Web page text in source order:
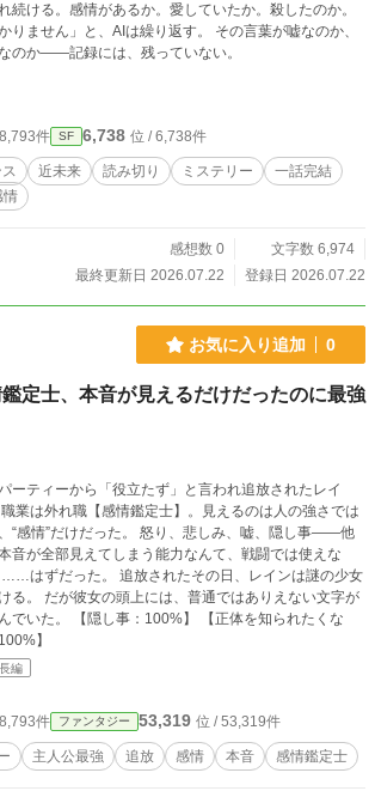
続ける。感情があるか。愛していたか。殺したのか。
かりません」と、AIは繰り返す。 その言葉が嘘なのか、
のか——記録には、残っていない。
件 SF 6,738 位 / 6,738件
近未来 読み切り ミステリー
一話完結
情
感想数 0
文字数 6,974
最終更新日 2026.07.22
登録日 2026.07.22
お気に入り追加 0
鑑定士、本音が見えるだけだったのに最強
ーティーから「役立たず」と言われ追放されたレイ
業は外れ職【感情鑑定士】。見えるのは人の強さでは
”だけだった。 怒り、悲しみ、嘘、隠し事――他
音が全部見えてしまう能力なんて、戦闘では使えな
、普通ではありえない文字が
事：100%】 【正体を知られたくな
】
長編
件 ファンタジー 53,319 位 / 53,319件
主人公最強 追放 感情 本音 感情鑑定士